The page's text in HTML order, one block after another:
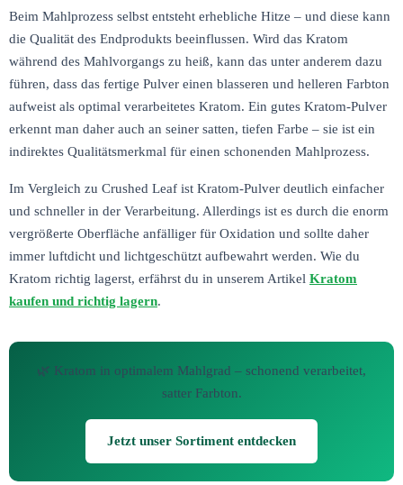
Beim Mahlprozess selbst entsteht erhebliche Hitze – und diese kann
die Qualität des Endprodukts beeinflussen. Wird das Kratom
während des Mahlvorgangs zu heiß, kann das unter anderem dazu
führen, dass das fertige Pulver einen blasseren und helleren Farbton
aufweist als optimal verarbeitetes Kratom. Ein gutes Kratom-Pulver
erkennt man daher auch an seiner satten, tiefen Farbe – sie ist ein
indirektes Qualitätsmerkmal für einen schonenden Mahlprozess.
Im Vergleich zu Crushed Leaf ist Kratom-Pulver deutlich einfacher
und schneller in der Verarbeitung. Allerdings ist es durch die enorm
vergrößerte Oberfläche anfälliger für Oxidation und sollte daher
immer luftdicht und lichtgeschützt aufbewahrt werden. Wie du
Kratom richtig lagerst, erfährst du in unserem Artikel Kratom
kaufen und richtig lagern.
🌿 Kratom in optimalem Mahlgrad – schonend verarbeitet,
satter Farbton.
Jetzt unser Sortiment entdecken